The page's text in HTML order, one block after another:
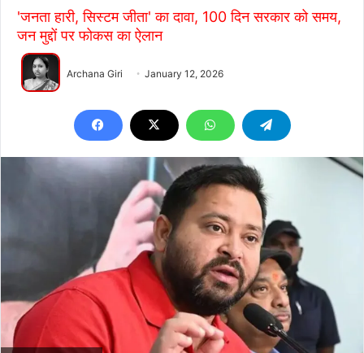
'जनता हारी, सिस्टम जीता' का दावा, 100 दिन सरकार को समय,
जन मुद्दों पर फोकस का ऐलान
Archana Giri January 12, 2026